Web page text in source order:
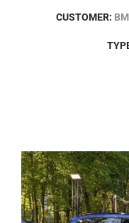
CUSTOMER: